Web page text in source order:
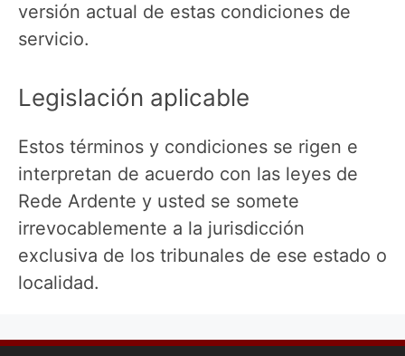
versión actual de estas condiciones de
servicio.
Legislación aplicable
Estos términos y condiciones se rigen e
interpretan de acuerdo con las leyes de
Rede Ardente y usted se somete
irrevocablemente a la jurisdicción
exclusiva de los tribunales de ese estado o
localidad.